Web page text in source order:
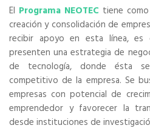
El Programa NEOTEC tiene
creación y consolidación de
recibir apoyo en esta línea, es
presenten una estrategia de
de tecnología, donde ésta
competitivo de la empresa. Se
empresas con potencial de
emprendedor y favorecer la
desde instituciones de